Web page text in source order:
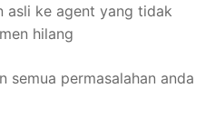
asli ke agent yang tidak
hilang
semua permasalahan anda